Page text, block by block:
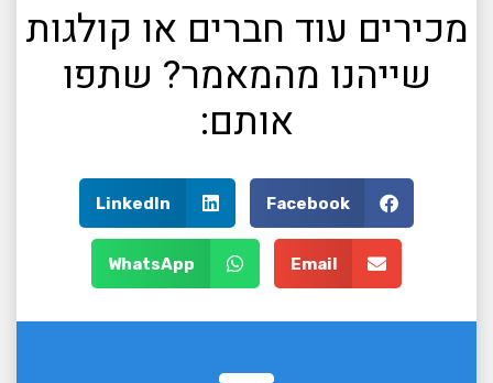
מכירים עוד חברים או קולגות
שייהנו מהמאמר? שתפו
אותם:
Facebook
LinkedIn
Email
WhatsApp